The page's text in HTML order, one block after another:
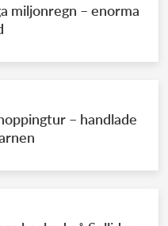
miljonregn – enorma
– handlade